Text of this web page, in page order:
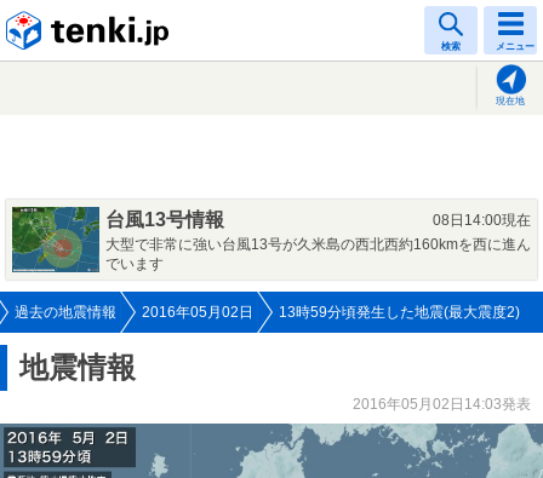
検索 メニュー
現在地
台風13号情報
08日14:00現在
大型で非常に強い台風13号が久米島の西北西約160kmを西に進ん
でいます
過去の地震情報 2016年05月02日 13時59分頃発生した地震(最大震度2)
地震情報
2016年05月02日14:03発表